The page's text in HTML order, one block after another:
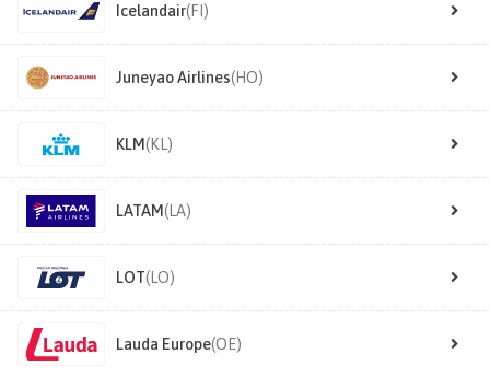
Icelandair(FI)
Juneyao Airlines(HO)
KLM(KL)
LATAM(LA)
LOT(LO)
Lauda Europe(OE)